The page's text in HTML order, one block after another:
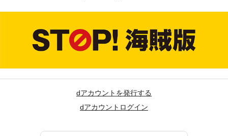
dアカウントを発行する
dアカウントログイン